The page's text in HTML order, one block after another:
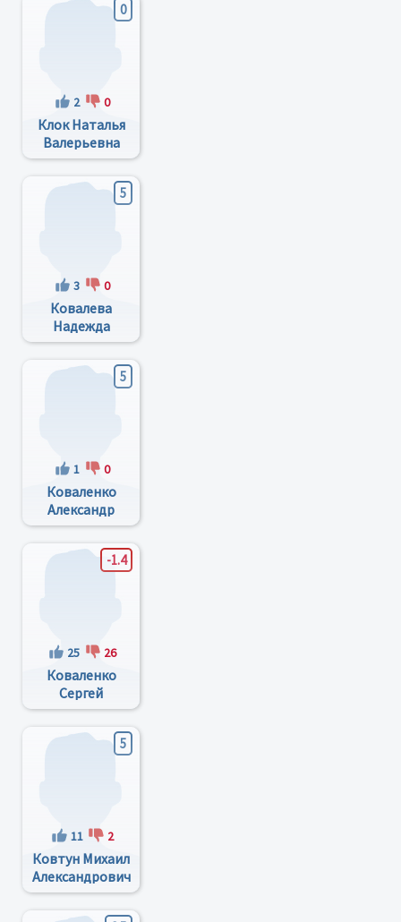
0
2 0
Клок Наталья
Валерьевна
5
3 0
Ковалева
Надежда
Петровна
5
1 0
Коваленко
Александр
Викторович
-1.4
25 26
Коваленко
Сергей
Иванович
5
11 2
Ковтун Михаил
Александрович